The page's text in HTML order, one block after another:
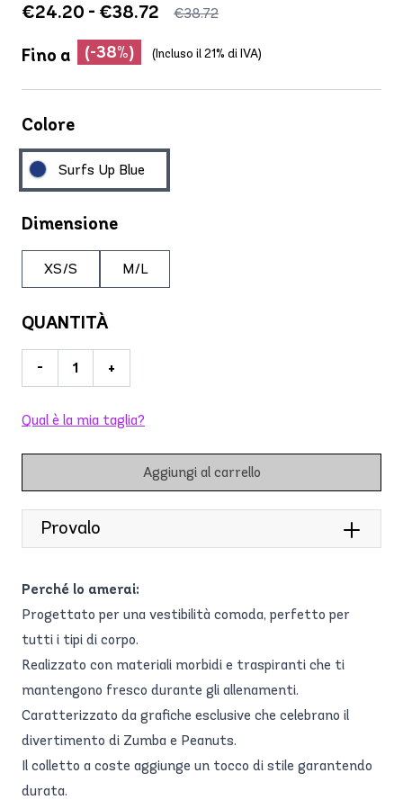
€24.20 - €38.72 €38.72
Fino a (-38%) (Incluso il 21% di IVA)
Colore
Surfs Up Blue
Dimensione
XS/S M/L
QUANTITÀ
- +
Qual è la mia taglia?
Aggiungi al carrello
Provalo
Perché lo amerai:
Progettato per una vestibilità comoda, perfetto per
tutti i tipi di corpo.
Realizzato con materiali morbidi e traspiranti che ti
mantengono fresco durante gli allenamenti.
Caratterizzato da grafiche esclusive che celebrano il
divertimento di Zumba e Peanuts.
Il colletto a coste aggiunge un tocco di stile garantendo
durata.